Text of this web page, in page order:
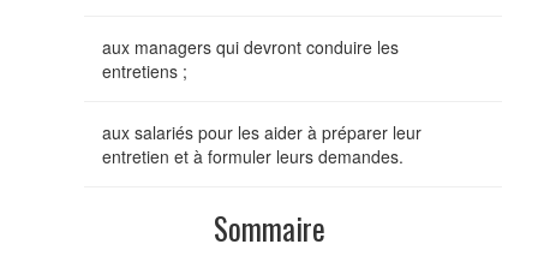
aux managers qui devront conduire les
entretiens ;
aux salariés pour les aider à préparer leur
entretien et à formuler leurs demandes.
Sommaire